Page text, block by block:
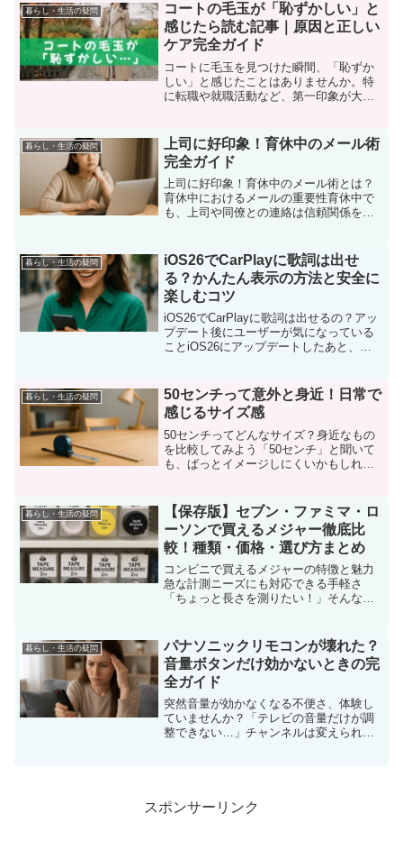
暮らし・生活の疑問
コートの毛玉が「恥ずかしい」と
感じたら読む記事｜原因と正しい
ケア完全ガイド
コートに毛玉を見つけた瞬間、「恥ずか
しい」と感じたことはありませんか。特
に転職や就職活動など、第一印象が大切
は摩擦や静電気、素材の特性によって自
然にできるもので、誰にで...
暮らし・生活の疑問
上司に好印象！育休中のメール術
完全ガイド
上司に好印象！育休中のメール術とは？
育休中におけるメールの重要性育休中で
も、上司や同僚との連絡は信頼関係を保
が、相手に対して誠実さや丁寧さを印象
づけることにつながります。...
暮らし・生活の疑問
iOS26でCarPlayに歌詞は出せ
る？かんたん表示の方法と安全に
楽しむコツ
iOS26でCarPlayに歌詞は出せるの？アッ
プデート後にユーザーが気になっている
ことiOS26にアップデートしたあと、
多いです。特にApple Musicや...
暮らし・生活の疑問
50センチって意外と身近！日常で
感じるサイズ感
50センチってどんなサイズ？身近なもの
を比較してみよう「50センチ」と聞いて
も、ぱっとイメージしにくいかもしれま
えば、 コンビニのお弁当容器を横に2つ
並べたくらい 大人...
暮らし・生活の疑問
【保存版】セブン・ファミマ・ロ
ーソンで買えるメジャー徹底比
較！種類・価格・選び方まとめ
コンビニで買えるメジャーの特徴と魅力
急な計測ニーズにも対応できる手軽さ
「ちょっと長さを測りたい！」そんな時
の用事にもぴったりです。例えば、引っ
越し前の家具の採寸や、通販...
暮らし・生活の疑問
パナソニックリモコンが壊れた？
音量ボタンだけ効かないときの完
全ガイド
突然音量が効かなくなる不便さ、体験し
ていませんか？「テレビの音量だけが調
整できない…」チャンネルは変えられる
スポンサーリンク